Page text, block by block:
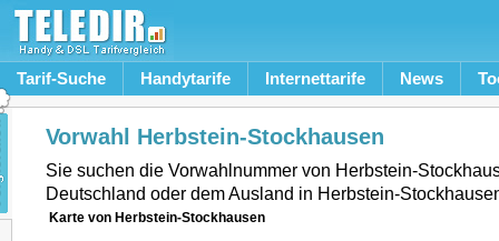
Tarif-Suche Handytarife Internettarife News
Vorwahl Herbstein-Stockhausen
Sie suchen die Vorwahlnummer von Herbstein-
Deutschland oder dem Ausland in Herbstein-
Karte von Herbstein-Stockhausen